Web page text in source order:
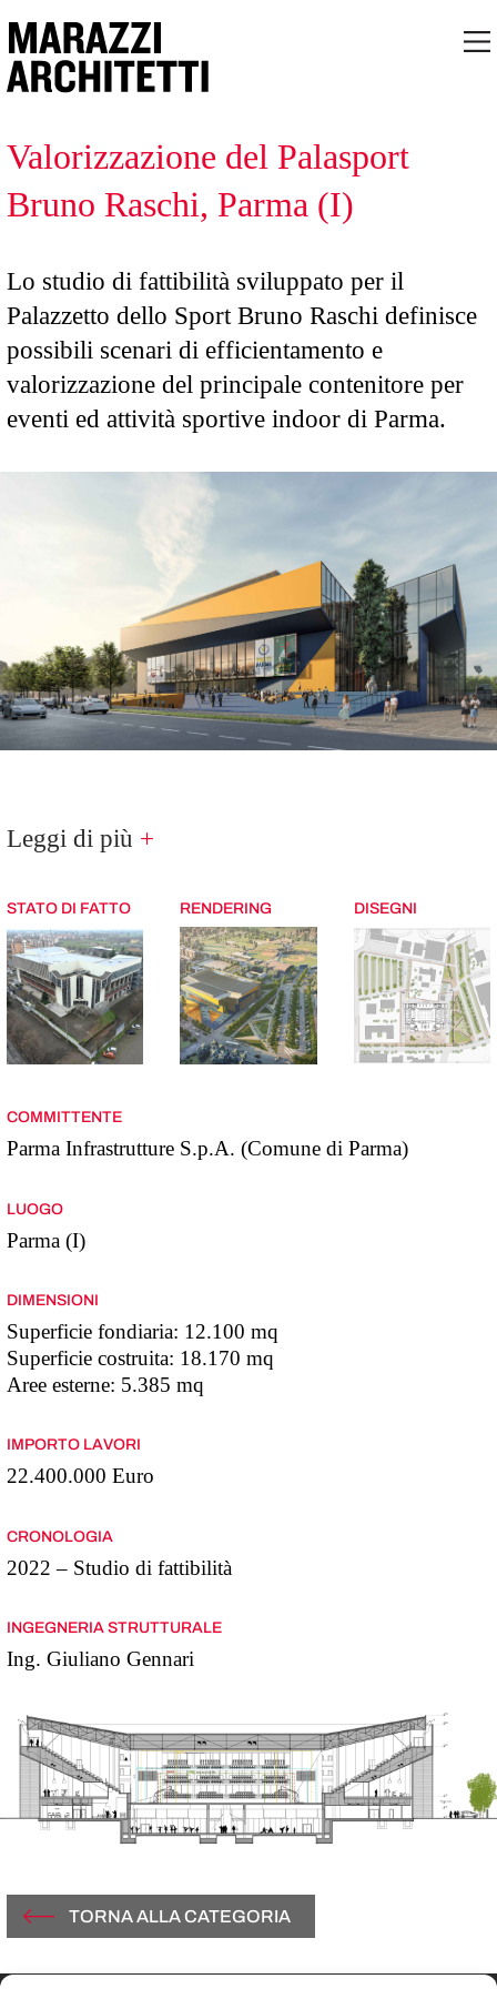
Valorizzazione del Palasport
Bruno Raschi, Parma (I)
Lo studio di fattibilità sviluppato per il
Palazzetto dello Sport Bruno Raschi definisce
possibili scenari di efficientamento e
valorizzazione del principale contenitore per
eventi ed attività sportive indoor di Parma.
Leggi di più +
STATO DI FATTO RENDERING DISEGNI
COMMITTENTE
Parma Infrastrutture S.p.A. (Comune di Parma)
LUOGO
Parma (I)
DIMENSIONI
Superficie fondiaria: 12.100 mq
Superficie costruita: 18.170 mq
Aree esterne: 5.385 mq
IMPORTO LAVORI
22.400.000 Euro
CRONOLOGIA
2022 – Studio di fattibilità
INGEGNERIA STRUTTURALE
Ing. Giuliano Gennari
TORNA ALLA CATEGORIA